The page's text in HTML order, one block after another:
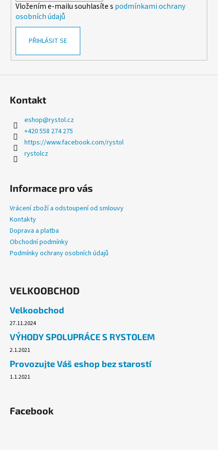
r
ý
p
Vložením e-mailu souhlasíte s podmínkami ochrany
osobních údajů
PŘIHLÁSIT SE
Kontakt
eshop@rystol.cz
+420 558 274 275
https://www.facebook.com/rystol
rystolcz
Informace pro vás
Vrácení zboží a odstoupení od smlouvy
Kontakty
Doprava a platba
Obchodní podmínky
Podmínky ochrany osobních údajů
VELKOOBCHOD
Velkoobchod
27.11.2024
VÝHODY SPOLUPRÁCE S RYSTOLEM
2.1.2021
Provozujte Váš eshop bez starostí
1.1.2021
Facebook